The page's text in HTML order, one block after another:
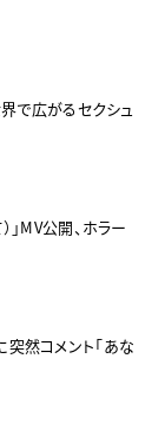
界で広がるセクシュ
」MV公開、ホラー
突然コメント「あな